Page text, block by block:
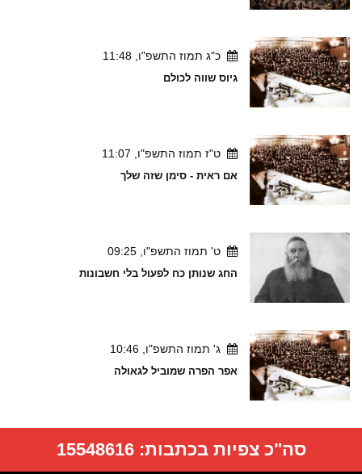
כ"ג תמוז התשפ"ו, 11:48
גיוס שווה לכולם
ט"ז תמוז התשפ"ו, 11:07
אם ראית - סימן שזה שלך
ט' תמוז התשפ"ו, 09:25
החג שנותן כח לפעול בלי חשבונות
ג' תמוז התשפ"ו, 10:46
אפר הפרה שמוביל לגאולה
סה"כ צפיות בכתבות:15548616